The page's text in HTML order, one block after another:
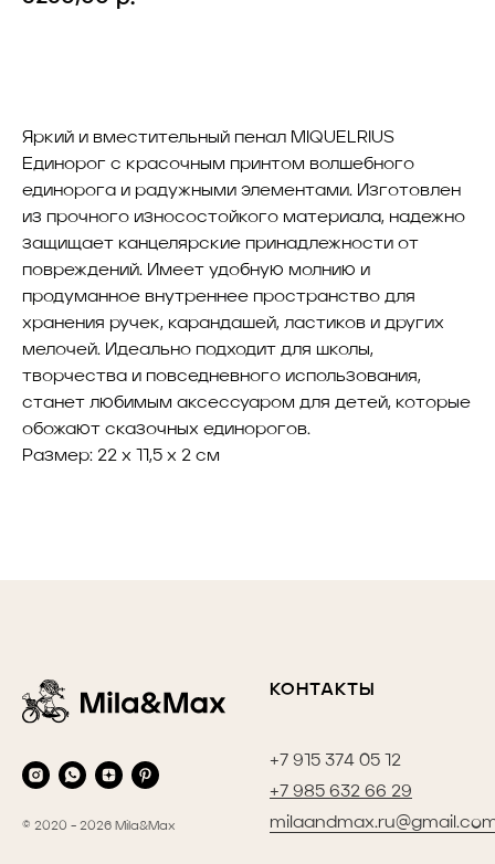
Яркий и вместительный пенал MIQUELRIUS
Единорог с красочным принтом волшебного
единорога и радужными элементами. Изготовлен
из прочного износостойкого материала, надежно
защищает канцелярские принадлежности от
повреждений. Имеет удобную молнию и
продуманное внутреннее пространство для
хранения ручек, карандашей, ластиков и других
мелочей. Идеально подходит для школы,
творчества и повседневного использования,
станет любимым аксессуаром для детей, которые
обожают сказочных единорогов.
Размер: 22 х 11,5 х 2 см
© 2020 - 2026 Mila&Max
КОНТАКТЫ
+7 915 374 05 12
+7 985 632 66 29